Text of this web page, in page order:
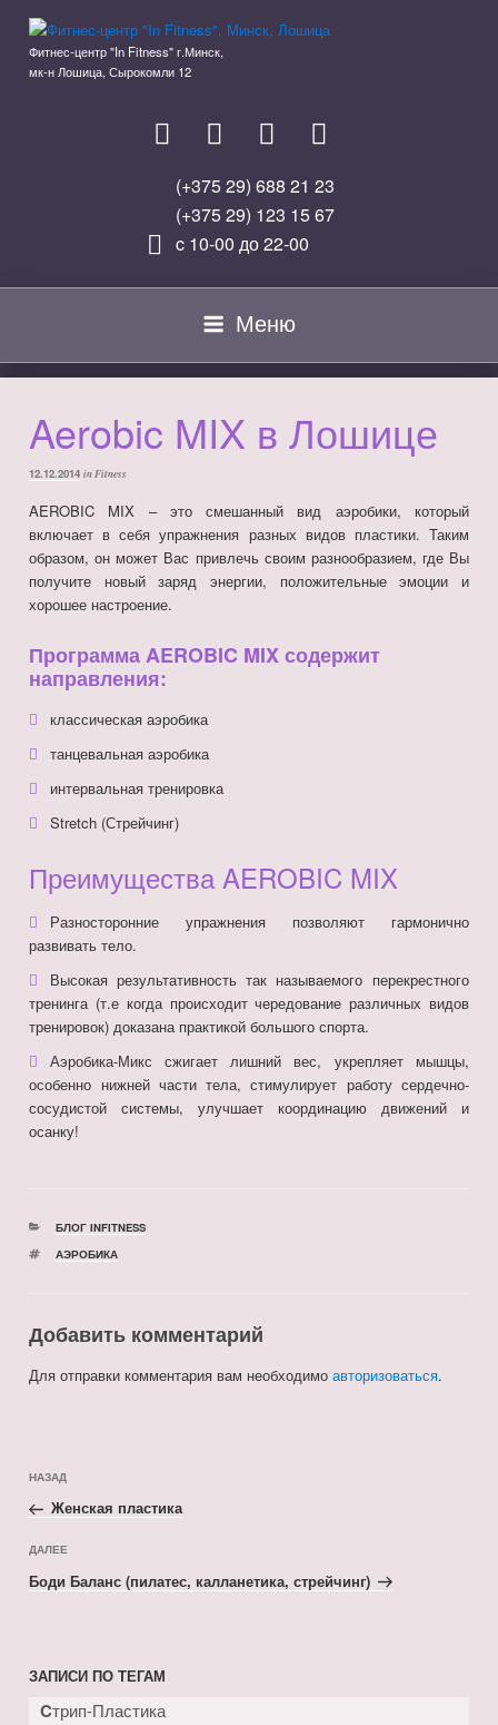
содержимому
Фитнес-центр "In Fitness" г.Минск,
мк-н Лошица, Сырокомли 12
(+375 29) 688 21 23
(+375 29) 123 15 67
c 10-00 до 22-00
Меню
Aerobic MIX в Лошице
ОПУБЛИКОВАНО
12.12.2014 in Fitness
AEROBIC MIX – это смешанный вид аэробики, который
включает в себя упражнения разных видов пластики. Таким
образом, он может Вас привлечь своим разнообразием, где Вы
получите новый заряд энергии, положительные эмоции и
хорошее настроение.
Программа AEROBIC MIX содержит
направления:
классическая аэробика
танцевальная аэробика
интервальная тренировка
Stretch (Стрейчинг)
Преимущества AEROBIC MIX
Разносторонние упражнения позволяют гармонично
развивать тело.
Высокая результативность так называемого перекрестного
тренинга (т.е когда происходит чередование различных видов
тренировок) доказана практикой большого спорта.
Аэробика-Микс сжигает лишний вес, укрепляет мышцы,
особенно нижней части тела, стимулирует работу сердечно-
сосудистой системы, улучшает координацию движений и
осанку!
РУБРИКИ
БЛОГ INFITNESS
МЕТКИ
АЭРОБИКА
Добавить комментарий
Для отправки комментария вам необходимоавторизоваться.
Навигация
по
записям
Предыдущая
запись:
НАЗАД
Женская пластика
Следующая
запись
ДАЛЕЕ
Боди Баланс (пилатес, калланетика, стрейчинг)
ЗАПИСИ ПО ТЕГАМ
Cтрип-Пластика